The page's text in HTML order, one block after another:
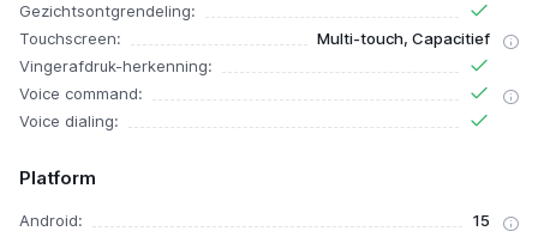
Gezichtsontgrendeling:
Touchscreen:
Multi-touch, Capacitief
Vingerafdruk-herkenning:
Voice command:
Voice dialing:
Platform
Android: 15